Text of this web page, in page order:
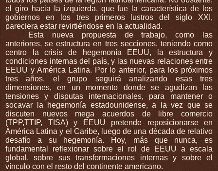
el giro hacia la izquierda, que fue la característica de los
gobiernos en los tres primeros lustros del siglo XXI,
pareciera estar revirtiéndose en la actualidad.
Esta nueva propuesta de trabajo, como las
anteriores, se estructura en tres secciones, teniendo como
centro la crisis de hegemonía EEUU, la estructura y
condiciones internas del país, y las nuevas relaciones entre
EEUU y América Latina. Por lo anterior, para los próximos
tres años, el grupo seguirá analizando esas tres
dimensiones, en un momento donde se agudizan las
tensiones y disputas internacionales, para mantener o
socavar la hegemonía estadounidense, a la vez que se
discuten nuevos mega acuerdos de libre comercio
(TPP,TTIP, TISA) y EEUU pretende reposicionarse en
América Latina y el Caribe, luego de una década de relativo
desafío a su hegemonía. Hoy, más que nunca, es
fundamental reflexionar sobre el rol de EEUU a escala
global, sobre sus transformaciones internas y sobre el
vínculo con el resto del continente americano.